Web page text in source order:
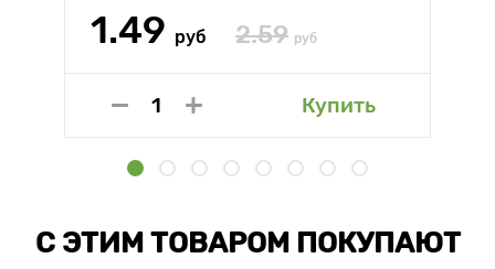
1.49 руб 2.59 руб
Купить
С ЭТИМ ТОВАРОМ ПОКУПАЮТ